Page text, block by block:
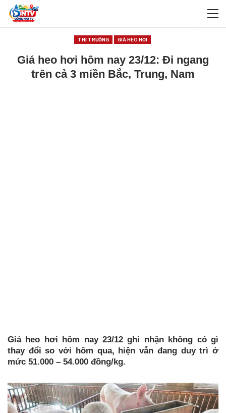
THỊ TRƯỜNG GIÁ HEO HƠI
Giá heo hơi hôm nay 23/12: Đi ngang
trên cả 3 miền Bắc, Trung, Nam
Giá heo hơi hôm nay 23/12 ghi nhận không có gì
thay đổi so với hôm qua, hiện vẫn đang duy trì ở
mức 51.000 – 54.000 đồng/kg.